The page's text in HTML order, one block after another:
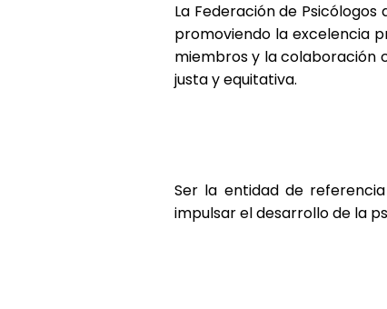
La Federación de
promoviendo la excelencia
miembros y la colaboración
justa y equitativa.
Ser la entidad de
impulsar el desarrollo de la